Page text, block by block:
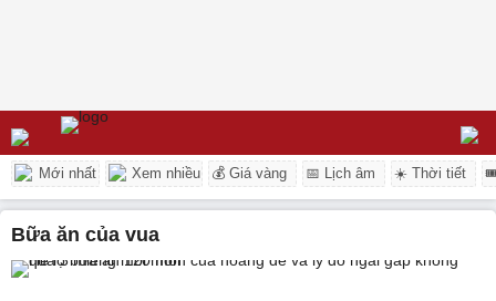
Mới nhất Xem nhiều 💰 Giá vàng 📅 Lịch âm ☀️ Thời tiết
bữa ăn của vua